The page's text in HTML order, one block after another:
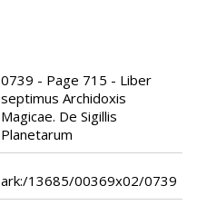
0739 - Page 715 - Liber
septimus Archidoxis
Magicae. De Sigillis
Planetarum
ark:/13685/00369x02/0739